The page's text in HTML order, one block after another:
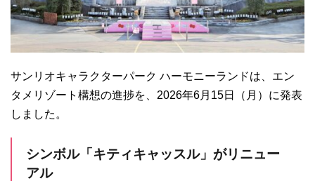
サンリオキャラクターパーク ハーモニーランドは、エン
タメリゾート構想の進捗を、2026年6月15日（月）に発表
しました。
シンボル「キティキャッスル」がリニュー
アル